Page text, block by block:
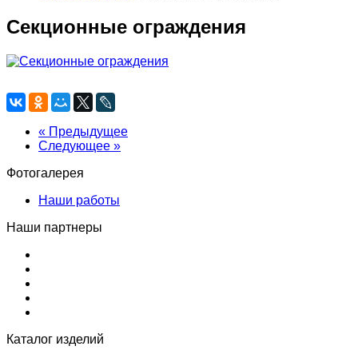
Секционные ограждения
« Предыдущее
Следующее »
Фотогалерея
Наши работы
Наши партнеры
Каталог изделий